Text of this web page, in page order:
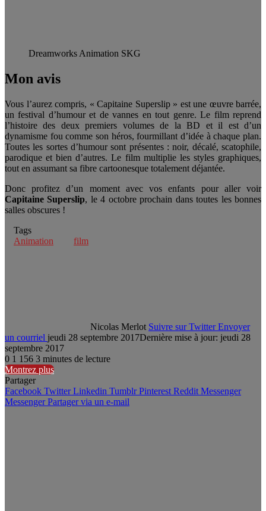
Dreamworks Animation SKG
Mon avis
Vous l’aurez compris, « Capitaine Superslip » est une œuvre barrée,
un festival d’humour et de vannes en tout genre. Le film reprend
l’histoire des deux premiers volumes de la BD et il est d’un
dynamisme fou comme son héros, fourmillant d’idée à chaque plan.
Toutes les sortes d’humour sont présentes : noir, décalé, scatophile,
parodique et bien d’autres. Le film multiplie les styles graphiques,
tout en assumant sa fibre cartoonesque totalement déjantée.
Donc profitez d’un moment avec vos enfants pour aller voir
Capitaine Superslip, le 4 octobre prochain dans toutes les bonnes
salles obscures !
Tags
Animation
film
Nicolas Merlot Suivre sur Twitter Envoyer
un courriel jeudi 28 septembre 2017Dernière mise à jour: jeudi 28
septembre 2017
0 1 156 3 minutes de lecture
Montrez plus
Partager
Facebook Twitter Linkedin Tumblr Pinterest Reddit Messenger
Messenger Partager via un e-mail